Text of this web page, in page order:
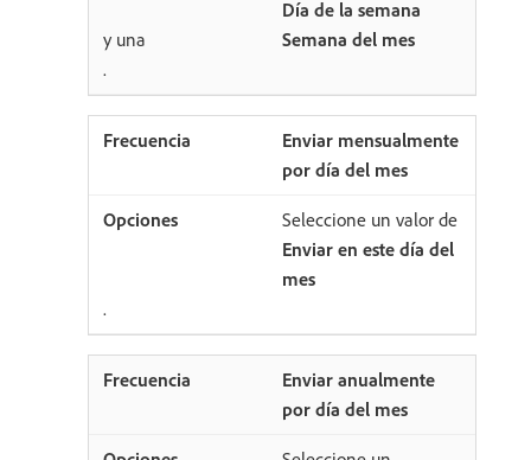
Día de la semana
y una
Semana del mes
.
Enviar mensualmente
por día del mes
Seleccione un valor de
Enviar en este día del
mes
.
Enviar anualmente
por día del mes